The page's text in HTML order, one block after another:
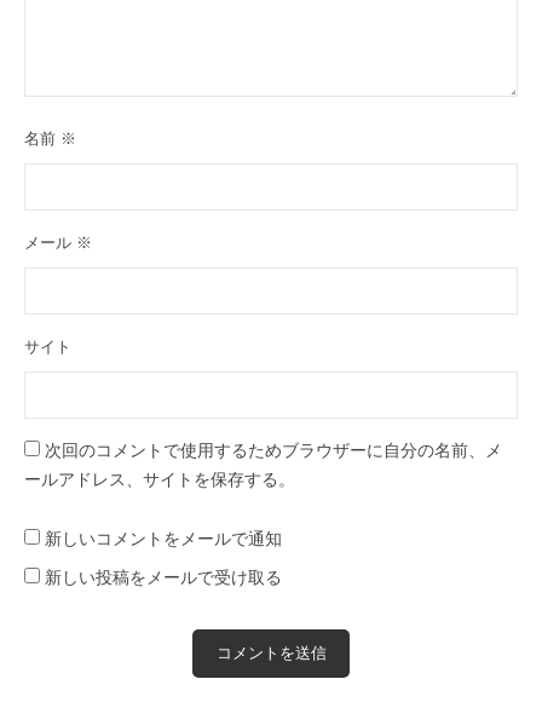
名前 ※
メール ※
サイト
次回のコメントで使用するためブラウザーに自分の名前、メ
ールアドレス、サイトを保存する。
新しいコメントをメールで通知
新しい投稿をメールで受け取る